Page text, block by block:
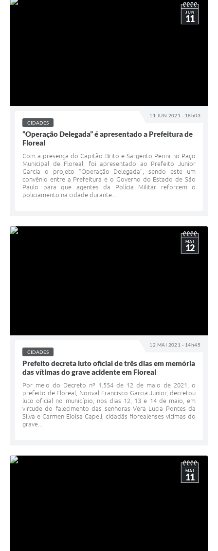
11 JUN 2021 - 18h03
JUN
11
CIDADES
“Operação Delegada” é apresentado a Prefeitura de
Floreal
Com a presença do Capitão Brito e Sargento Perini no Paço
Municipal de Floreal, foi apresentado ao Prefeito Junior
Garcia o projeto “Operação Delegada”, sendo este um
convênio entre a Prefeitura e o Governo do Estado de São
Paulo para que agentes da Polícia Militar reforcem o
policiamento na cidade durante...
12 MAI 2021 - 14h45
MAI
12
CIDADES
Prefeito decreta luto oficial de três dias em memória
das vítimas do grave acidente em Floreal
Por meio do Decreto nº 1.554 de 12 de maio de 2021, o
prefeito de Floreal, Norival Francisco Garcia Junior, decretou
luto oficial no município, nos dias 12, 13 e 14 de maio, em
virtude do falecimento das senhoras Vera Lucia Pontes da
Silva e Carmen Eloisa Capeli, cidadãs florealenses vítimas do
grave...
MAI
11